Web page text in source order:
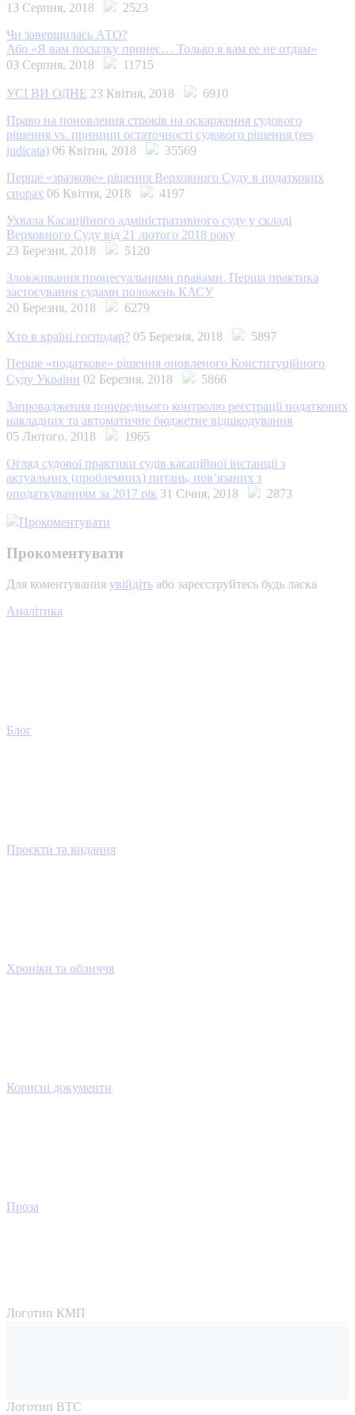
13 Серпня, 2018
2523
Чи завершилась АТО?
Або «Я вам посылку принес… Только я вам ее не отдам»
03 Серпня, 2018
11715
УСІ ВИ ОДНЕ 23 Квітня, 2018
6910
Право на поновлення строків на оскарження судового
рішення vs. принцип остаточності судового рішення (res
judicata) 06 Квітня, 2018
35569
Перше «зразкове» рішення Верховного Суду в податкових
спорах 06 Квітня, 2018
4197
Ухвала Касаційного адміністративного суду у складі
Верховного Суду від 21 лютого 2018 року
23 Березня, 2018
5120
Зловживання процесуальними правами. Перша практика
застосування судами положень КАСУ
20 Березня, 2018
6279
Хто в країні господар? 05 Березня, 2018
5897
Перше «податкове» рішення оновленого Конституційного
Суду України 02 Березня, 2018
5866
Запровадження попереднього контролю реєстрації податкових
накладних та автоматичне бюджетне відшкодування
05 Лютого, 2018
1965
Огляд судової практики судів касаційної інстанції з
актуальних (проблемних) питань, пов’язаних з
оподаткуванням за 2017 рік 31 Січня, 2018 2873
Прокоментувати
Прокоментувати
Для коментування увійдіть або зареєструйтесь будь ласка
Аналітика
Блог
Проєкти та видання
Хроніки та обличчя
Корисні документи
Проза
Логотип КМП
Логотип ВТС